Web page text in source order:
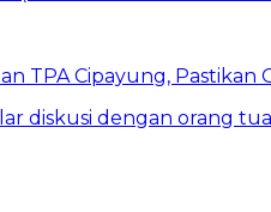
TPA Cipayung, Pastikan